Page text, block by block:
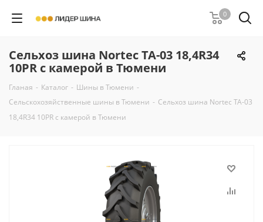
0
Сельхоз шина Nortec TA-03 18,4R34
10PR с камерой в Тюмени
Гланая - Каталог - Шины в Тюмени -
Сельскохозяйственные шины в Тюмени - Сельхоз шина Nortec TA-03
18,4R34 10PR с камерой в Тюмени